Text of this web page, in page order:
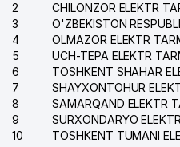
ADVISE AND AUDIT
JAMOLIDDIN DENTA
MIRZAXO'JAEV X.F.
TARTIBDAGI
KORIFEY-AUDIT
2
3
4
5
6
7
8
9
10